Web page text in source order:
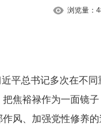
浏览量：
平总书记多次在不
把焦裕禄作为一面镜
风、加强党性修养